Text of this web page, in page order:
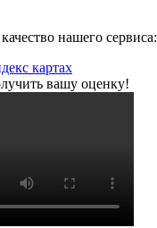
нашего сервиса:
картах
вашу оценку!